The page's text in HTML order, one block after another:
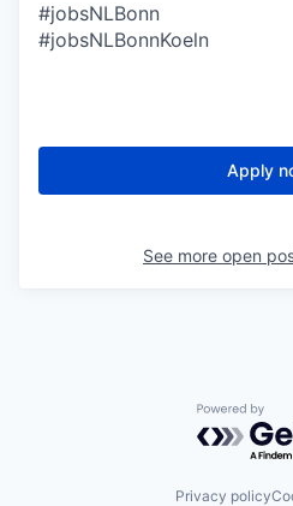
#jobsNLBonn
#jobsNLBonnKoeln
Apply
See more open
Powered
Privacy policy